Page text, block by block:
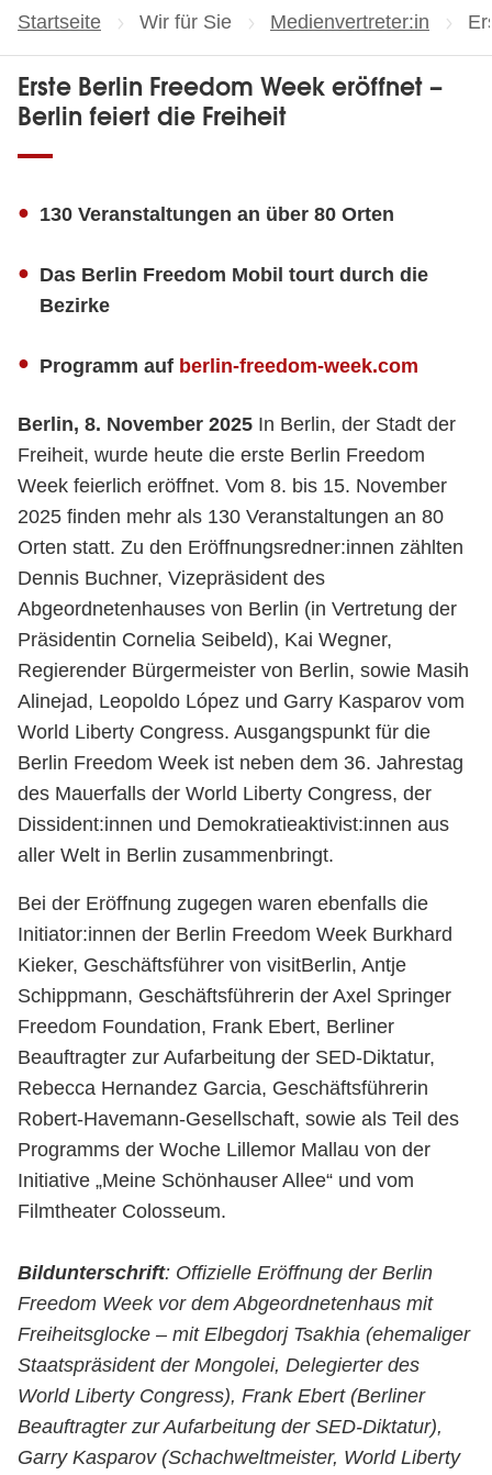
Startseite Wir für Sie Medienvertreter:in
Erste Berlin Freedom Week eröffnet –
Berlin feiert die Freiheit
130 Veranstaltungen an über 80 Orten
Das Berlin Freedom Mobil tourt durch die
Bezirke
Programm auf berlin-freedom-week.com
Berlin, 8. November 2025 In Berlin, der Stadt der
Freiheit, wurde heute die erste Berlin Freedom
Week feierlich eröffnet. Vom 8. bis 15. November
2025 finden mehr als 130 Veranstaltungen an 80
Orten statt. Zu den Eröffnungsredner:innen zählten
Dennis Buchner, Vizepräsident des
Abgeordnetenhauses von Berlin (in Vertretung der
Präsidentin Cornelia Seibeld), Kai Wegner,
Regierender Bürgermeister von Berlin, sowie Masih
Alinejad, Leopoldo López und Garry Kasparov vom
World Liberty Congress. Ausgangspunkt für die
Berlin Freedom Week ist neben dem 36. Jahrestag
des Mauerfalls der World Liberty Congress, der
Dissident:innen und Demokratieaktivist:innen aus
aller Welt in Berlin zusammenbringt.
Bei der Eröffnung zugegen waren ebenfalls die
Initiator:innen der Berlin Freedom Week Burkhard
Kieker, Geschäftsführer von visitBerlin, Antje
Schippmann, Geschäftsführerin der Axel Springer
Freedom Foundation, Frank Ebert, Berliner
Beauftragter zur Aufarbeitung der SED-Diktatur,
Rebecca Hernandez Garcia, Geschäftsführerin
Robert-Havemann-Gesellschaft, sowie als Teil des
Programms der Woche Lillemor Mallau von der
Initiative „Meine Schönhauser Allee“ und vom
Filmtheater Colosseum.
Bildunterschrift: Offizielle Eröffnung der Berlin
Freedom Week vor dem Abgeordnetenhaus mit
Freiheitsglocke – mit Elbegdorj Tsakhia (ehemaliger
Staatspräsident der Mongolei, Delegierter des
World Liberty Congress), Frank Ebert (Berliner
Beauftragter zur Aufarbeitung der SED-Diktatur),
Garry Kasparov (Schachweltmeister, World Liberty